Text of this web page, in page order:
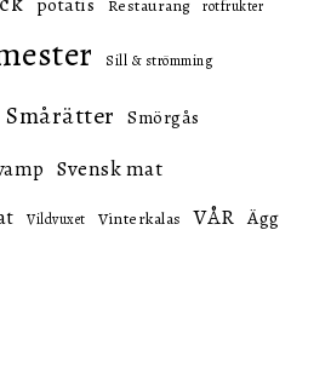
Restaurang rotfrukter
Sill & strömming
Smårätter Smörgås
Svensk mat
Vildvuxet Vinterkalas VÅR Ägg